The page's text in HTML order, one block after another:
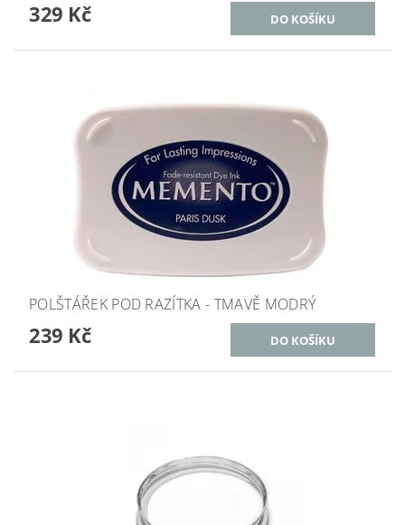
329 Kč
POLŠTÁŘEK POD RAZÍTKA - TMAVĚ MODRÝ
239 Kč